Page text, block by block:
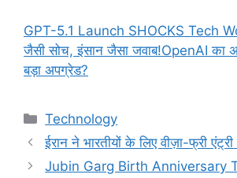
GPT-5.1 Launch SHOCKS Tech
जैसी सोच, इंसान जैसा जवाब!OpenAI का
बड़ा अपग्रेड?
Categories
Technology
ईरान ने भारतीयों के लिए वीज़ा-फ्री
Jubin Garg Birth Anniversary